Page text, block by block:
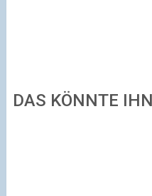
DAS KÖNNTE